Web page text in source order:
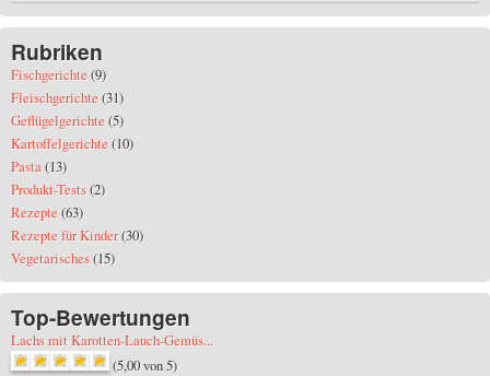
Rubriken
Fischgerichte(9)
Fleischgerichte(31)
Geflügelgerichte(5)
Kartoffelgerichte(10)
Pasta(13)
Produkt-Tests(2)
Rezepte(63)
Rezepte für Kinder(30)
Vegetarisches(15)
Top-Bewertungen
Lachs mit Karotten-Lauch-Gemüs...
(5,00 von 5)